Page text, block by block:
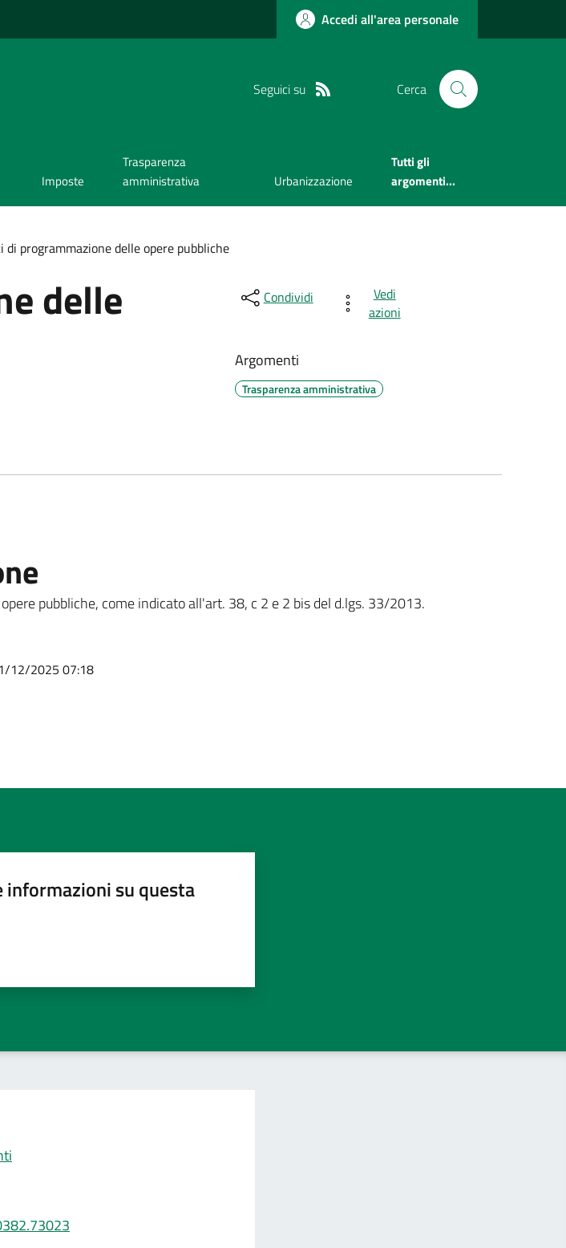
Accedi all'area personale
Seguici su Cerca
Imposte
Trasparenza
amministrativa
Urbanizzazione
Tutti gli
argomenti...
di programmazione delle opere pubbliche
delle Condividi
Vedi
azioni
Argomenti
Trasparenza amministrativa
pubbliche, come indicato all'art. 38, c 2 e 2 bis del d.lgs. 33/2013.
12/2025 07:18
informazioni su questa